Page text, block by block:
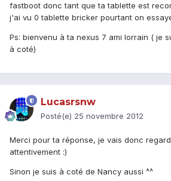
fastboot donc tant que ta tablette est
j'ai vu 0 tablette bricker pourtant on
Ps: bienvenu à ta nexus 7 ami lorrain ( je
à coté)
Lucasrsnw
Posté(e) 25 novembre 2012
Merci pour ta réponse, je vais donc
attentivement :)
Sinon je suis à coté de Nancy aussi ^^